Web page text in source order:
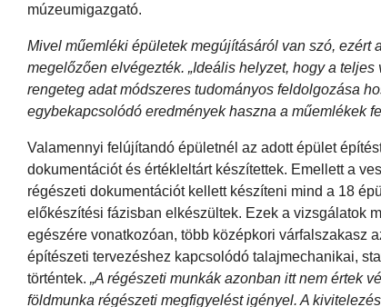
múzeumigazgató.
Mivel műemléki épületek megújításáról van szó, ezért
megelőzően elvégezték. „Ideális helyzet, hogy a
rengeteg adat módszeres tudományos feldolgozása
egybekapcsolódó eredmények haszna a műemlékek
Valamennyi felújítandó épületnél az adott épület
dokumentációt és értékleltárt készítettek. Emellett a
régészeti dokumentációt kellett készíteni mind a 18
előkészítési fázisban elkészültek. Ezek a vizsgálatok
egészére vonatkozóan, több középkori várfalszakasz
építészeti tervezéshez kapcsolódó talajmechanikai,
történtek. „A régészeti munkák azonban itt nem értek
földmunka régészeti megfigyelést igényel. A